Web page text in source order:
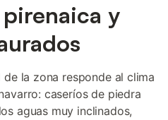
y
la zona responde al clima
caseríos de piedra
aguas muy inclinados,